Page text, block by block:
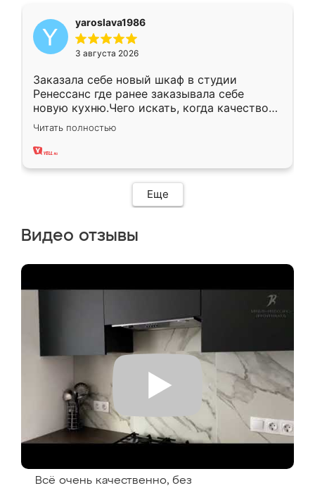
yaroslava1986
3 августа 2026
Заказала себе новый шкаф в студии
Ренессанс где ранее заказывала себе
новую кухню.Чего искать, когда качеством
вполне довольна. Служит кухня уже почти
два года, нареканий нет.
Читать полностью
Еще
Видео отзывы
Всё очень качественно, без